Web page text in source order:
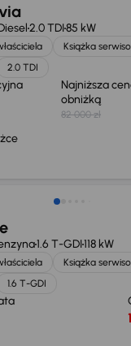
2.0 TDI85 kW
Książka
2.0 TDI
Najniższa
obniżką
82 000 zł
o 41 000 zł
1.6 T-GDI118 kW
Książka
1.6 T-GDI